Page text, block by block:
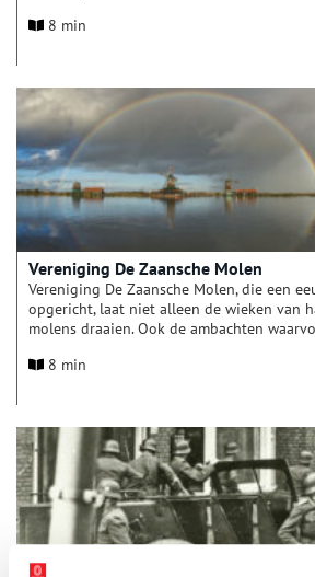
8 min
Vereniging De Zaansche Molen
Vereniging De Zaansche Molen, die een
opgericht, laat niet alleen de wieken van
molens draaien. Ook de ambachten
Prinsenberg, directeur/bestuurder en Jan
8 min